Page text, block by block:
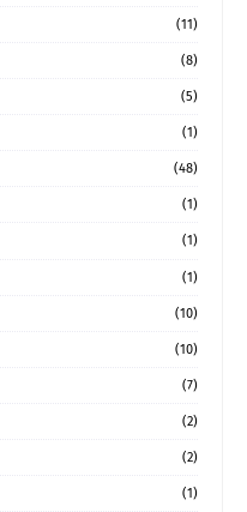
(11)
(8)
(5)
(1)
(48)
(1)
(1)
(1)
(10)
(10)
(7)
(2)
(2)
(1)